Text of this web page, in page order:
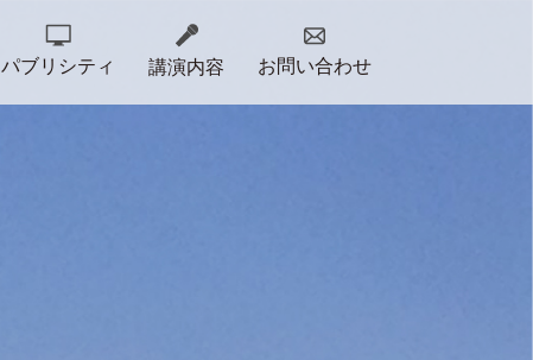
パブリシティ 講演内容 お問い合わせ